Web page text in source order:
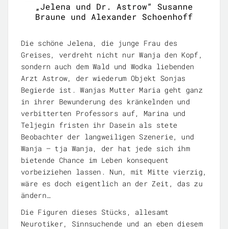
„Jelena und Dr. Astrow“ Susanne
Braune und Alexander Schoenhoff
Die schöne Jelena, die junge Frau des
Greises, verdreht nicht nur Wanja den Kopf,
sondern auch dem Wald und Wodka liebenden
Arzt Astrow, der wiederum Objekt Sonjas
Begierde ist. Wanjas Mutter Maria geht ganz
in ihrer Bewunderung des kränkelnden und
verbitterten Professors auf, Marina und
Teljegin fristen ihr Dasein als stete
Beobachter der langweiligen Szenerie, und
Wanja – tja Wanja, der hat jede sich ihm
bietende Chance im Leben konsequent
vorbeiziehen lassen. Nun, mit Mitte vierzig,
wäre es doch eigentlich an der Zeit, das zu
ändern…
Die Figuren dieses Stücks, allesamt
Neurotiker, Sinnsuchende und an eben diesem